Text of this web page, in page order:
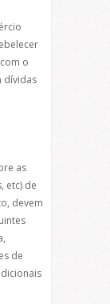
o
dívidas
as
etc) de
devem
de